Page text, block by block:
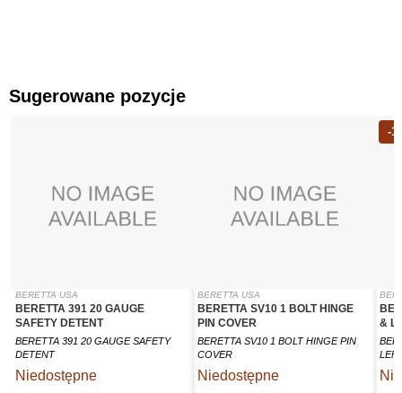
Sugerowane pozycje
BERETTA USA
BERETTA 391 20 GAUGE
SAFETY DETENT
BERETTA 391 20 GAUGE SAFETY
DETENT
Niedostępne
BERETTA USA
BERETTA SV10 1 BOLT HINGE
PIN COVER
BERETTA SV10 1 BOLT HINGE PIN
COVER
Niedostępne
-
&